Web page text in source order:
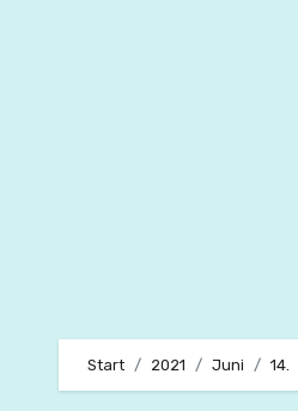
Start 2021 Juni 14.